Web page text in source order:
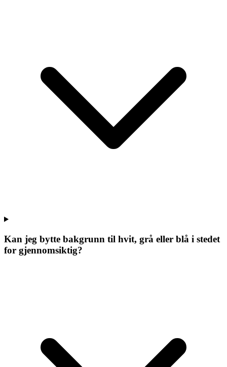
Kan jeg bytte bakgrunn til hvit, grå eller blå i stedet
for gjennomsiktig?